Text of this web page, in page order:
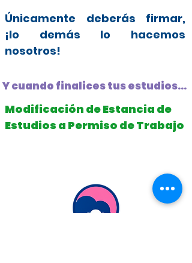
Únicamente deberás firmar,
¡lo demás lo hacemos
nosotros!
Y cuando finalices tus estudios...
Modificación de Estancia de
Estudios a Permiso de Trabajo